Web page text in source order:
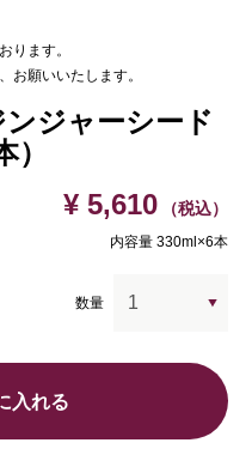
ります。
お願いいたします。
ジャーシード
¥ 5,610
（税込）
内容量 330ml×6本
数量
入れる